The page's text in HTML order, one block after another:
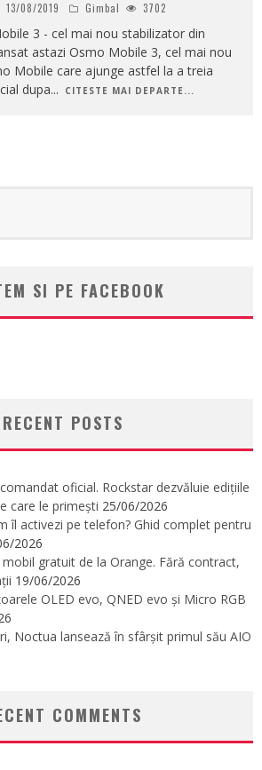
13/08/2019 Gimbal 3702
3 - cel mai nou stabilizator din
astazi Osmo Mobile 3, cel mai nou
Mobile care ajunge astfel la a treia
dupa... CITESTE MAI DEPARTE...
SI PE FACEBOOK
RECENT POSTS
oficial. Rockstar dezvăluie edițiile
care le primești 25/06/2026
îl activezi pe telefon? Ghid complet pentru
2026
gratuit de la Orange. Fără contract,
19/06/2026
OLED evo, QNED evo și Micro RGB
Noctua lansează în sfârșit primul său AIO
COMMENTS